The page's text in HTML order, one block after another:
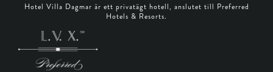
Hotel Villa Dagmar är ett privatägt hotell, anslutet till Preferred
Hotels & Resorts.